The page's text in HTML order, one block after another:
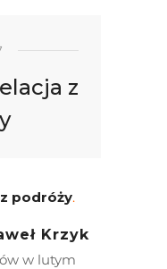
z
podróży.
Krzyk
w lutym